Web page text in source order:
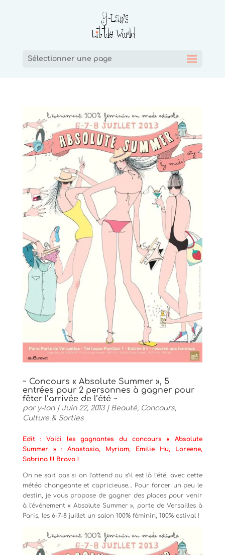
Sélectionner une page
~ Concours « Absolute Summer », 5
entrées pour 2 personnes à gagner pour
fêter l’arrivée de l’été ~
par y-lan| Juin 22, 2013| Beauté, Concours,
Culture & Sorties
Edit : Voici les gagnantes du concours « Absolute
Summer » : Anastasia, Myriam, Emilie Hu, Loreene,
Sabrina !!! Bravo !
On ne sait pas si on l’attend ou s’il est là l’été, avec cette
météo changeante et capricieuse… Pour forcer un peu le
destin, je vous propose de gagner des places pour venir
à l’événement « Absolute Summer », porte de Versailles à
Paris, les 6-7-8 juillet un salon 100% féminin, 100% estival !